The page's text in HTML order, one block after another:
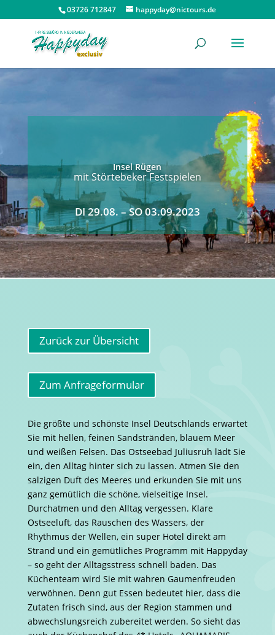
03726 712847 happyday@nictours.de
Insel Rügen
mit Störtebeker Festspielen
DI 29.08. – SO 03.09.2023
Zurück zur Übersicht
Zum Anfrageformular
Die größte und schönste Insel Deutschlands erwartet
Sie mit hellen, feinen Sandstränden, blauem Meer
und weißen Felsen. Das Ostseebad Juliusruh lädt Sie
ein, den Alltag hinter sich zu lassen. Atmen Sie den
salzigen Duft des Meeres und erkunden Sie mit uns
ganz gemütlich die schöne, vielseitige Insel.
Durchatmen und den Alltag vergessen. Klare
Ostseeluft, das Rauschen des Wassers, der
Rhythmus der Wellen, ein super Hotel direkt am
Strand und ein gemütliches Programm mit Happyday
– so geht der Alltagsstress schnell baden. Das
Küchenteam wird Sie mit wahren Gaumenfreuden
verwöhnen. Denn gut Essen bedeutet hier, dass die
Zutaten frisch sind, aus der Region stammen und
abwechslungsreich zubereitet werden. So sieht das